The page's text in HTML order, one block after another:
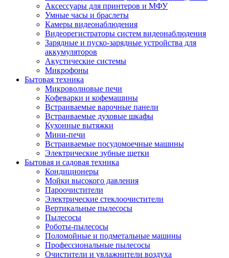
Аксессуары для принтеров и МФУ
Умные часы и браслеты
Камеры видеонаблюдения
Видеорегистраторы систем видеонаблюдения
Зарядные и пуско-зарядные устройства для
аккумуляторов
Акустические системы
Микрофоны
Бытовая техника
Микроволновые печи
Кофеварки и кофемашины
Встраиваемые варочные панели
Встраиваемые духовые шкафы
Кухонные вытяжки
Мини-печи
Встраиваемые посудомоечные машины
Электрические зубные щетки
Бытовая и садовая техника
Кондиционеры
Мойки высокого давления
Пароочистители
Электрические стеклоочистители
Вертикальные пылесосы
Пылесосы
Роботы-пылесосы
Поломойные и подметальные машины
Профессиональные пылесосы
Очистители и увлажнители воздуха